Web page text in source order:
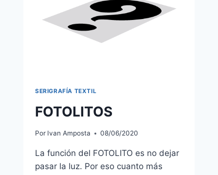
SERIGRAFÍA TEXTIL
FOTOLITOS
Por Ivan Amposta 08/06/2020
La función del FOTOLITO es no dejar
pasar la luz. Por eso cuanto más